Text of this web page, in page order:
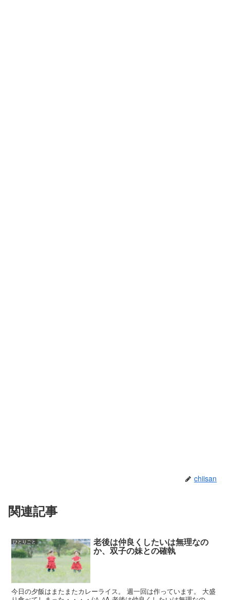
chiisan
関連記事
ひとりごと 老後は仲良くしたいは無理なの
か、双子の妹との確執
今日の夕飯はまたまたカレーライス。 週一回は作っています。 大盛